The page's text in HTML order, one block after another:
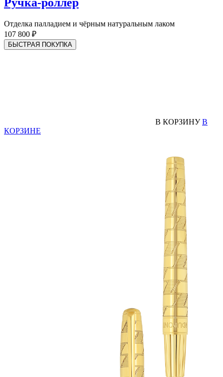
Отделка палладием и чёрным натуральным лаком
107 800 ₽
БЫСТРАЯ ПОКУПКА
В КОРЗИНУ В
КОРЗИНЕ